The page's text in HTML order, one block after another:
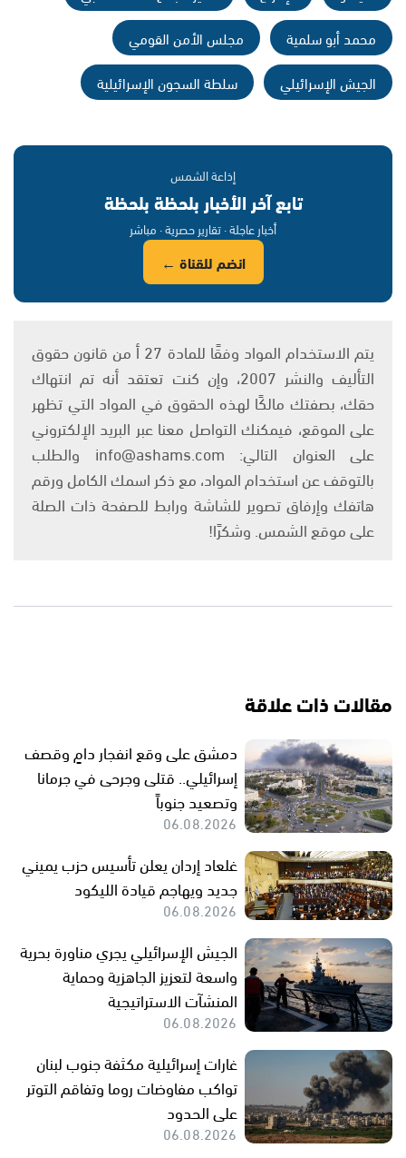
محمد أبو سلمية
مجلس الأمن القومي
الجيش الإسرائيلي
سلطة السجون الإسرائيلية
إذاعة الشمس
تابع آخر الأخبار بلحظة بلحظة
أخبار عاجلة · تقارير حصرية · مباشر
انضم للقناة ←
يتم الاستخدام المواد وفقًا للمادة 27 أ من قانون حقوق
التأليف والنشر 2007، وإن كنت تعتقد أنه تم انتهاك
حقك، بصفتك مالكًا لهذه الحقوق في المواد التي تظهر
على الموقع، فيمكنك التواصل معنا عبر البريد الإلكتروني
على العنوان التالي: info@ashams.com والطلب
بالتوقف عن استخدام المواد، مع ذكر اسمك الكامل ورقم
هاتفك وإرفاق تصوير للشاشة ورابط للصفحة ذات الصلة
على موقع الشمس. وشكرًا!
مقالات ذات علاقة
دمشق على وقع انفجار دامٍ وقصف
إسرائيلي.. قتلى وجرحى في جرمانا
وتصعيد جنوباً
06.08.2026
غلعاد إردان يعلن تأسيس حزب يميني
جديد ويهاجم قيادة الليكود
06.08.2026
الجيش الإسرائيلي يجري مناورة بحرية
واسعة لتعزيز الجاهزية وحماية
المنشآت الاستراتيجية
06.08.2026
غارات إسرائيلية مكثفة جنوب لبنان
تواكب مفاوضات روما وتفاقم التوتر
على الحدود
06.08.2026